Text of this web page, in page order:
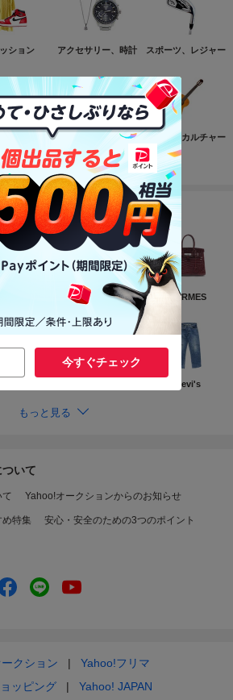
ション アクセサリー、時計 スポーツ、レジャー
ュータ おもちゃ、ゲーム ホビー、カルチャー
もっと見る
CHANEL HERMES
Levi's
もっと見る
いて
Yahoo!オークションからのお知らせ
特集 安心・安全のための3つのポイント
クション
Yahoo!フリマ
ッピング
Yahoo! JAPAN
今すぐチェック